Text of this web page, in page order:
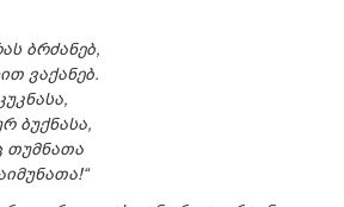
ბრძანებ,
ვაქანებ.
ბუქნასა,
თუმნათა